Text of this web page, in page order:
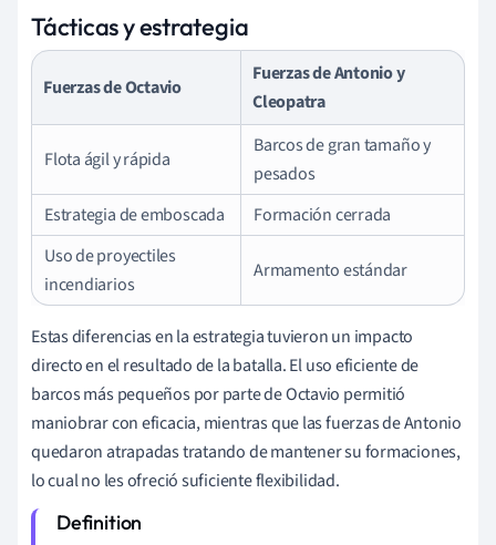
Tácticas y estrategia
Fuerzas de Octavio
Fuerzas de Antonio y
Cleopatra
Flota ágil y rápida
Barcos de gran tamaño y
pesados
Estrategia de emboscada
Formación cerrada
Uso de proyectiles
incendiarios
Armamento estándar
Estas diferencias en la estrategia tuvieron un impacto
directo en el resultado de la batalla. El uso eficiente de
barcos más pequeños por parte de Octavio permitió
maniobrar con eficacia, mientras que las fuerzas de Antonio
quedaron atrapadas tratando de mantener su formaciones,
lo cual no les ofreció suficiente flexibilidad.